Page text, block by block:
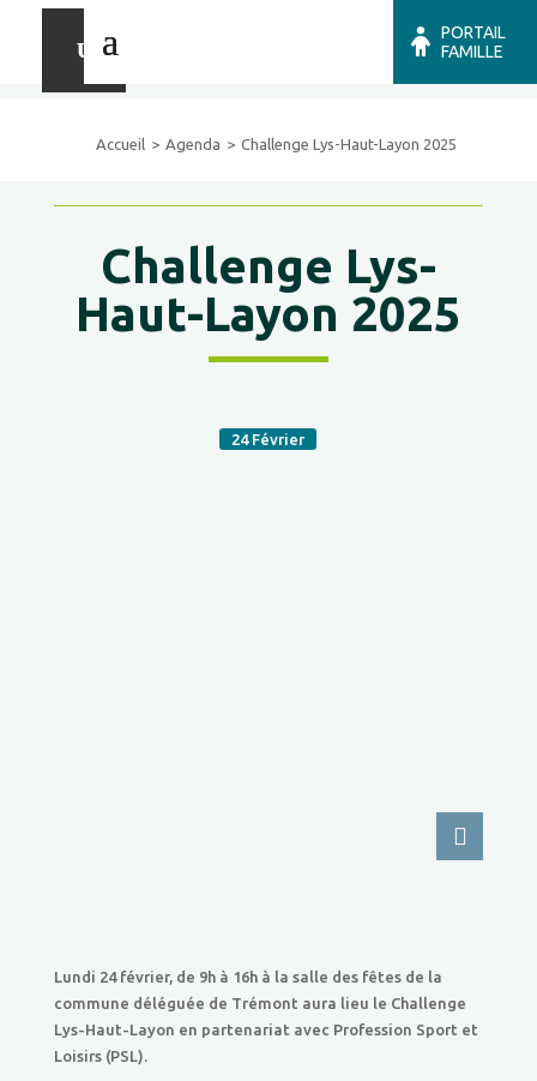
PORTAIL
FAMILLE
Accueil Agenda Challenge Lys-Haut-Layon 2025
Challenge Lys-
Haut-Layon 2025
24 Février
Lundi 24 février, de 9h à 16h à la salle des fêtes de la
commune déléguée de Trémont aura lieu le Challenge
Lys-Haut-Layon en partenariat avec Profession Sport et
Loisirs (PSL).